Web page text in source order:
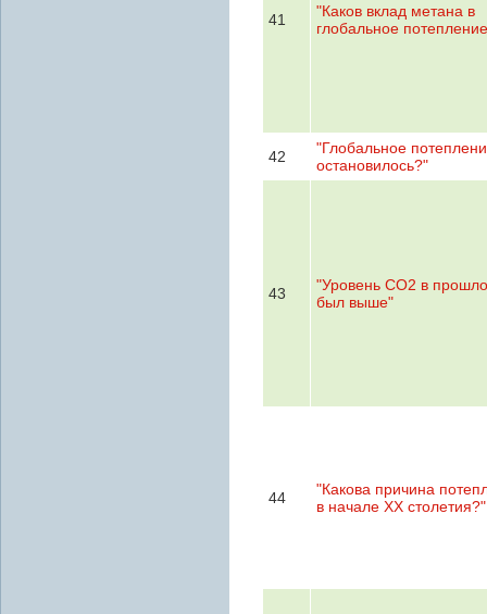
41
"Каков вклад метана в
глобальное
42
"Глобальное
остановилось?"
43
"Уровень СО2 в
был выше"
44
"Какова причина
в начале XX столетия?"